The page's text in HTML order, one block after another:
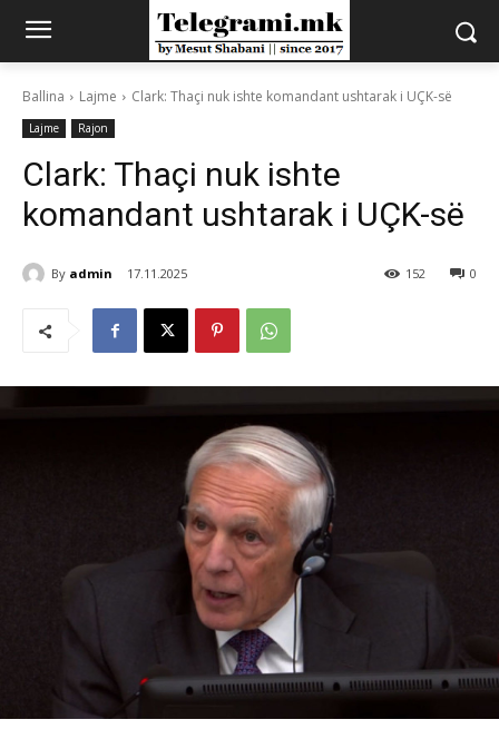
Ballina Lajme Clark: Thaçi nuk ishte komandant ushtarak i UÇK-së
Lajme Rajon
Clark: Thaçi nuk ishte
komandant ushtarak i UÇK-së
By admin 17.11.2025 0
152